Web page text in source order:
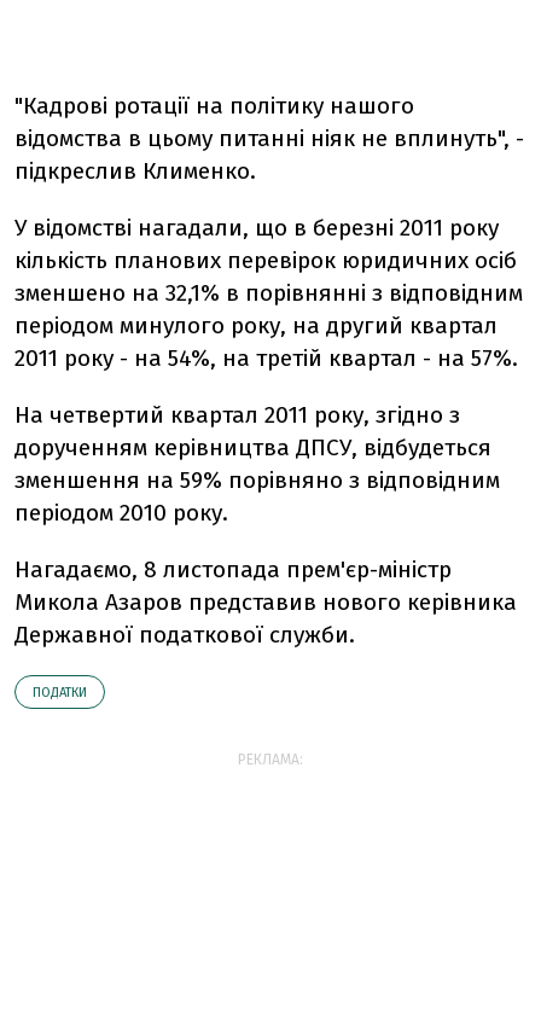
"Кадрові ротації на політику нашого
відомства в цьому питанні ніяк не вплинуть", -
підкреслив Клименко.
У відомстві нагадали, що в березні 2011 року
кількість планових перевірок юридичних осіб
зменшено на 32,1% в порівнянні з відповідним
періодом минулого року, на другий квартал
2011 року - на 54%, на третій квартал - на 57%.
На четвертий квартал 2011 року, згідно з
дорученням керівництва ДПСУ, відбудеться
зменшення на 59% порівняно з відповідним
періодом 2010 року.
Нагадаємо, 8 листопада прем'єр-міністр
Микола Азаров представив нового керівника
Державної податкової служби.
ПОДАТКИ
РЕКЛАМА: